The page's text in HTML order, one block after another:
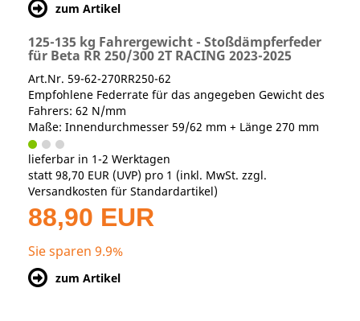
zum Artikel
125-135 kg Fahrergewicht - Stoßdämpferfeder
für Beta RR 250/300 2T RACING 2023-2025
Art.Nr. 59-62-270RR250-62
Empfohlene Federrate für das angegeben Gewicht des
Fahrers: 62 N/mm
Maße: Innendurchmesser 59/62 mm + Länge 270 mm
lieferbar in 1-2 Werktagen
statt 98,70 EUR (UVP) pro 1 (inkl. MwSt. zzgl.
Versandkosten für Standardartikel)
88,90 EUR
Sie sparen 9.9%
zum Artikel